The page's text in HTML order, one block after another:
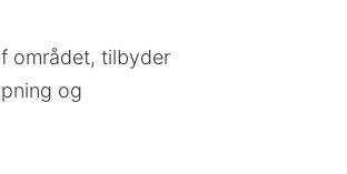
området, tilbyder
og